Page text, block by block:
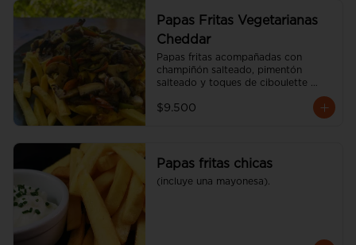
Papas Fritas Vegetarianas
Cheddar
Papas fritas acompañadas con
champiñón salteado, pimentón
salteado y toques de ciboulette
$9.500
Papas fritas chicas
(incluye una mayonesa).